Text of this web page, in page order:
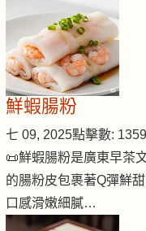
鮮蝦腸粉
七 09, 2025點擊數: 1359
📜鮮蝦腸粉是廣東早茶
的腸粉皮包裹著Q彈鮮
口感滑嫩細膩…